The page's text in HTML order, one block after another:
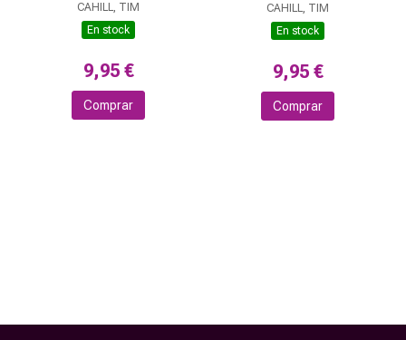
DIFERENTE
CAHILL, TIM
En stock
9,95 €
Comprar
CAHILL, TIM
En stock
9,95 €
Comprar